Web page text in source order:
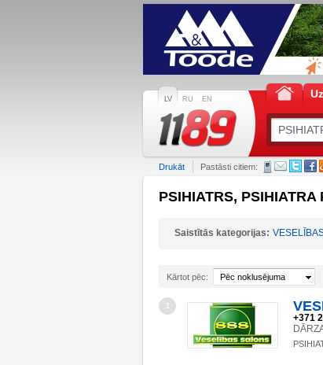
LV RU EN
Drukāt Pastāsti citiem:
PSIHIATRS,
Saistītās kategorijas:
Kārtot pēc: Pēc noklusējuma
1
+371